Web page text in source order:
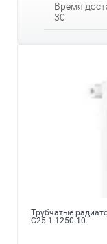
Время
30
Трубчатые
С25 1-1250-10